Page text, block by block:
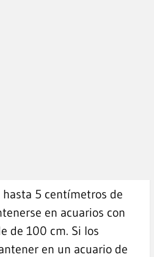
hasta 5 centímetros de
en acuarios con
de 100 cm. Si los
en un acuario de